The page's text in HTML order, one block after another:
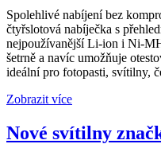
Spolehlivé nabíjení bez
čtyřslotová nabíječka s
nejpoužívanější Li-ion i Ni-
šetrně a navíc umožňuje
ideální pro fotopasti, svítilny,
Zobrazit více
Nové svítilny